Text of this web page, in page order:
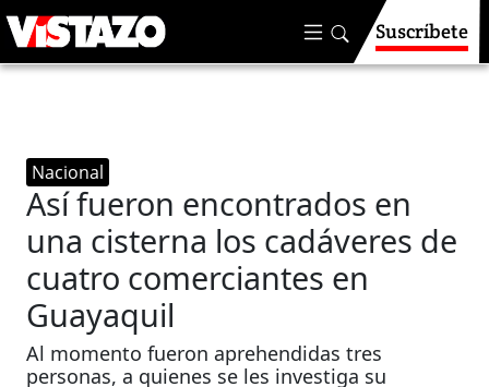
Suscríbete
Nacional
Así fueron encontrados en
una cisterna los cadáveres de
cuatro comerciantes en
Guayaquil
Al momento fueron aprehendidas tres
personas, a quienes se les investiga su